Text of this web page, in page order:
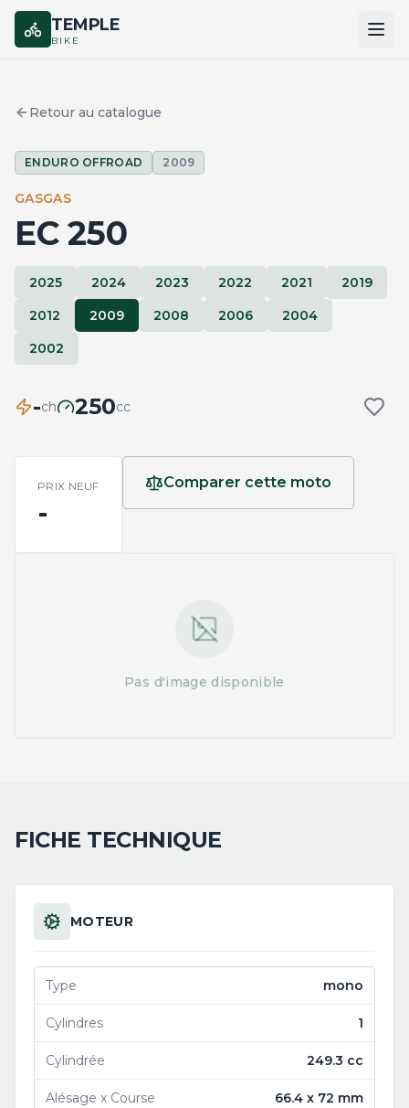
TEMPLE
BIKE
MARQUES
COMPARER
Retour au catalogue
ENDURO OFFROAD 2009
GASGAS
EC 250
2025 2024 2023 2022 2021
2019
2012
2009 2008 2006
2004
2002
-ch 250cc
PRIX NEUF
-
Comparer cette moto
Pas d'image disponible
FICHE TECHNIQUE
MOTEUR
Type mono
Cylindres 1
Cylindrée 249.3 cc
Alésage x Course 66.4 x 72 mm